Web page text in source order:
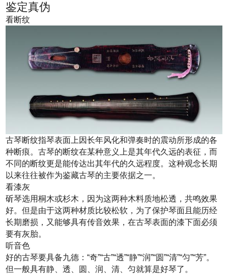
鉴定真伪
看断纹
古琴断纹指琴表面上因长年风化和弹奏时的震动所形成的各
种断痕。古琴的断纹在某种意义上是其年代久远的表征，而
不同的断纹更是能传达出其年代的久远程度。这种观念长期
以来往往被作为鉴藏古琴的主要依据之一。
看漆灰
斫琴选用桐木或杉木，因为这两种木料质地松透，共鸣效果
好。但是由于这两种材质比较松软，为了保护琴面且能历经
长期磨损，又能够具有传音效果，在古琴表面的漆下面必须
要有灰胎。
听音色
好的古琴要具备九德：“奇”“古”“透”“静”“润”“圆”“清”“匀”“芳”。
但一般具有静、透、圆、润、清、匀就算是好琴了。